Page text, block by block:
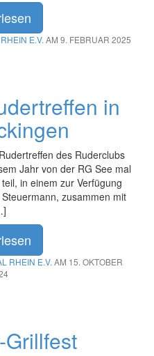
E.V. AM 9. FEBRUAR 2025
in
des Ruderclubs
Jahr von der RG See mal
in einem zur Verfügung
zusammen mit
RHEIN E.V. AM 15. OKTOBER